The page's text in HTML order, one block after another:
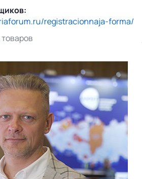
registracionnaja-forma/